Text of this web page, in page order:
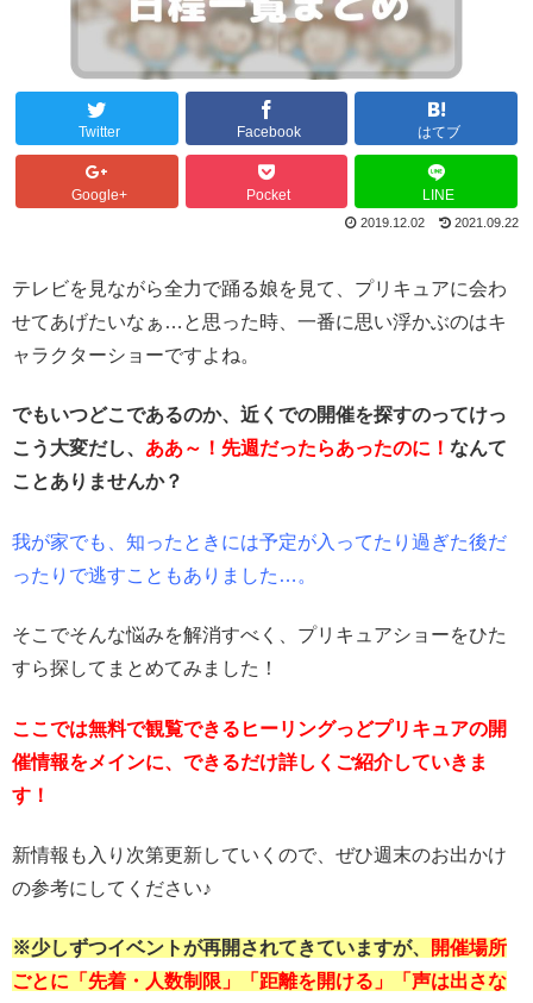
Twitter Facebook はてブ
Google+ Pocket LINE
2019.12.02 2021.09.22
テレビを見ながら全力で踊る娘を見て、プリキュアに会わ
せてあげたいなぁ…と思った時、一番に思い浮かぶのはキ
ャラクターショーですよね。
でもいつどこであるのか、近くでの開催を探すのってけっ
こう大変だし、 ああ～！先週だったらあったのに！ なんて
ことありませんか？
我が家でも、知ったときには予定が入ってたり過ぎた後だ
ったりで逃すこともありました…。
そこでそんな悩みを解消すべく、プリキュアショーをひた
すら探してまとめてみました！
ここでは無料で観覧できるヒーリングっどプリキュアの開
催情報をメインに、できるだけ詳しくご紹介していきま
す！
新情報も入り次第更新していくので、ぜひ週末のお出かけ
の参考にしてください♪
※少しずつイベントが再開されてきていますが、
開催場所
ごとに「先着・人数制限」「距離を開ける」「声は出さな